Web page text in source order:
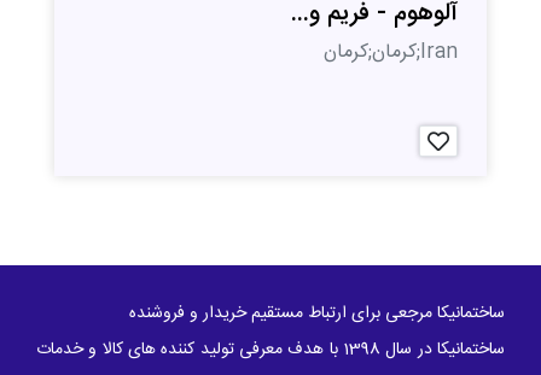
آلوهوم - فریم و...
Iran;کرمان;کرمان
ساختمانیکا مرجعی برای ارتباط مستقیم خریدار و فروشنده
ساختمانیکا در سال 1398 با هدف معرفی تولید کننده های کالا و خدمات